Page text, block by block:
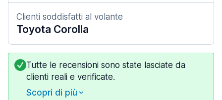
Clienti soddisfatti al volante
Toyota Corolla
Tutte le recensioni sono state lasciate da
clienti reali e verificate.
Scopri di più